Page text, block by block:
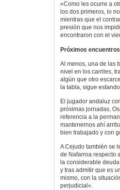
«Como les ocurre a
los dos primeros, lo
mientras que el
presión que nos
encontraron con el
Próximos encuentros
Al menos, una de las
nivel en los carriles,
algún que otro
la tabla, sigue
El jugador andaluz
próximas jornadas,
referencia a la
mantenernos ahí
bien trabajado y con
A Cejudo también se
de Nafarroa respecto
la considerable
y tras admitir que es
mismo, con la
perjudicial».